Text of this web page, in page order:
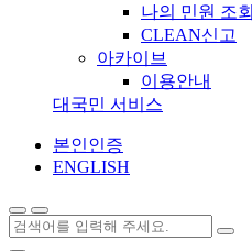
나의 민원 조회
CLEAN신고
아카이브
이용안내
대국민 서비스
본인인증
ENGLISH